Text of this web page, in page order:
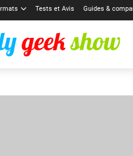
Tests et Avis Guides &